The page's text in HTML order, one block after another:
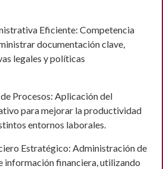
Eficiente: Competencia
documentación clave,
legales y políticas
Procesos: Aplicación del
para mejorar la productividad
entornos laborales.
Estratégico: Administración de
información financiera, utilizando